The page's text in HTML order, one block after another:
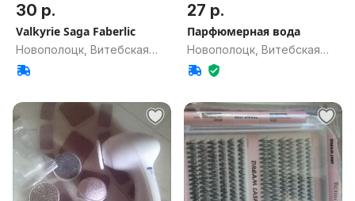
30 р.
Valkyrie Saga Faberlic
Новополоцк, Витебская
обл.
27 р.
Парфюмерная вода
Новополоцк, Витебская
обл.